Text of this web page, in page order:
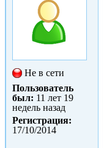
Не в сети
Пользователь
был: 11 лет 19
недель назад
Регистрация:
17/10/2014